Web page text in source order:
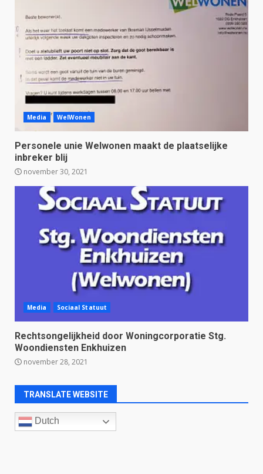
Media WelWonen
Personele unie Welwonen maakt de plaatselijke
inbreker blij
november 30, 2021
Media Sociaal Statuut
Rechtsongelijkheid door Woningcorporatie Stg.
Woondiensten Enkhuizen
november 28, 2021
TRANSLATE WEBSITE
Dutch